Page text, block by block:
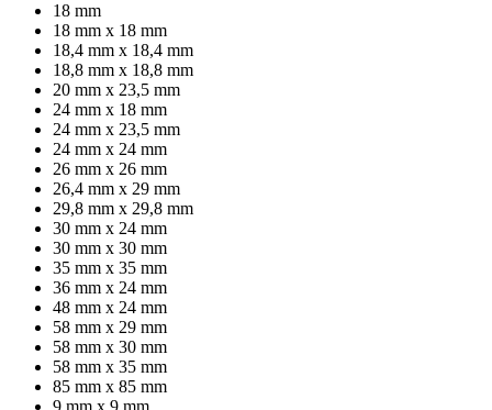
18 mm
18 mm x 18 mm
18,4 mm x 18,4 mm
18,8 mm x 18,8 mm
20 mm x 23,5 mm
24 mm x 18 mm
24 mm x 23,5 mm
24 mm x 24 mm
26 mm x 26 mm
26,4 mm x 29 mm
29,8 mm x 29,8 mm
30 mm x 24 mm
30 mm x 30 mm
35 mm x 35 mm
36 mm x 24 mm
48 mm x 24 mm
58 mm x 29 mm
58 mm x 30 mm
58 mm x 35 mm
85 mm x 85 mm